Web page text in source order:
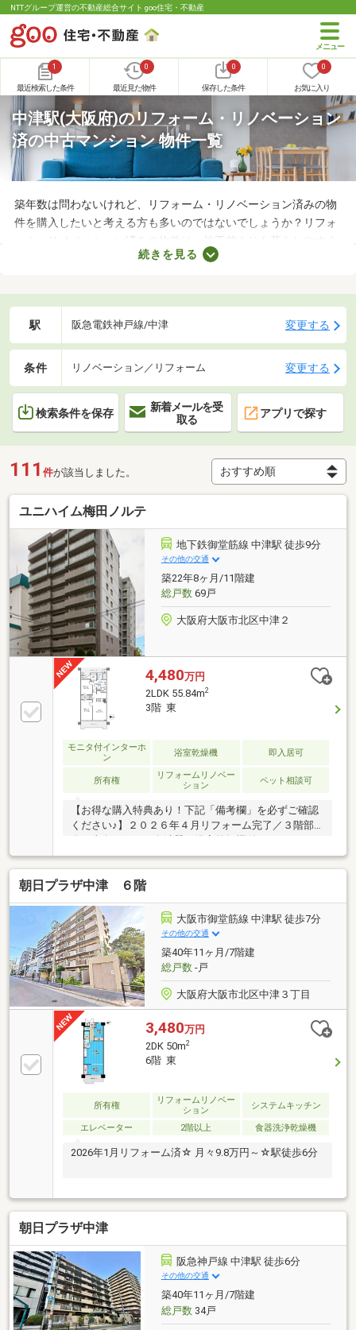
NTTグループ運営の不動産総合サイト goo住宅・不動産
1
最近検索した条件
0
最近見た物件
0
保存した条件
0
お気に入り
中津駅(大阪府)のリフォーム・リノベーション
済の中古マンション 物件一覧
築年数は問わないけれど、リフォーム・リノベーション済みの物
件を購入したいと考える方も多いのではないでしょうか？リフォ
ーム・リノベーション済みの物件は、施工前よりも暮らしやすく
なっていることがポイント。住みやすさを感じられる最良の物件
済みの中古マンションを紹介しますので、ぜひチェックしてみて
続きを見る
駅 阪急電鉄神戸線/中津 変更する
条件 リノベーション／リフォーム 変更する
検索条件を保存
新着メールを受
取る
アプリで探す
111 件が該当しました。
ユニハイム梅田ノルテ
地下鉄御堂筋線 中津駅 徒歩9分
その他の交通
築22年8ヶ月/11階建
総戸数69戸
大阪府大阪市北区中津２
4,480万円
2LDK 55.84m2
3階 東
モニタ付インターホ
ン
浴室乾燥機 即入居可
所有権
リフォームリノベー
ション
ペット相談可
【お得な購入特典あり！下記「備考欄」を必ずご確認
ください♪】２０２６年４月リフォーム完了／３階部
シューズボックスなど収納充実／ペット飼育可（※規
約有り）
朝日プラザ中津 ６階
大阪市御堂筋線 中津駅 徒歩7分
その他の交通
築40年11ヶ月/7階建
総戸数-戸
大阪府大阪市北区中津３丁目
3,480万円
2DK 50m2
6階 東
所有権
リフォームリノベー
ション
システムキッチン
エレベーター 2階以上 食器洗浄乾燥機
2026年1月リフォーム済☆ 月々9.8万円～☆駅徒歩6分
朝日プラザ中津
阪急神戸線 中津駅 徒歩6分
その他の交通
築40年11ヶ月/7階建
総戸数34戸